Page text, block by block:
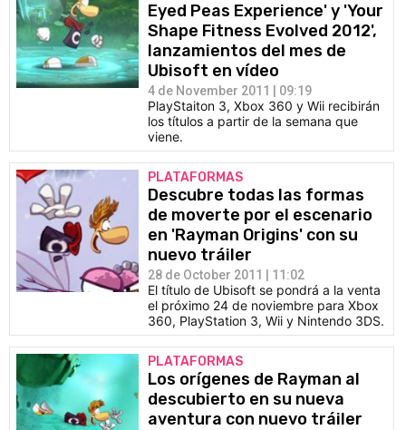
Eyed Peas Experience' y 'Your
Shape Fitness Evolved 2012',
lanzamientos del mes de
Ubisoft en vídeo
4 de November 2011 | 09:19
PlayStaiton 3, Xbox 360 y Wii recibirán
los títulos a partir de la semana que
viene.
PLATAFORMAS
Descubre todas las formas
de moverte por el escenario
en 'Rayman Origins' con su
nuevo tráiler
28 de October 2011 | 11:02
El título de Ubisoft se pondrá a la venta
el próximo 24 de noviembre para Xbox
360, PlayStation 3, Wii y Nintendo 3DS.
PLATAFORMAS
Los orígenes de Rayman al
descubierto en su nueva
aventura con nuevo tráiler